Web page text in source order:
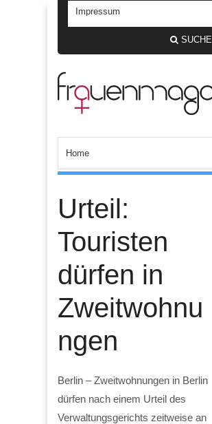
SUCHE
Urteil:
Touristen
dürfen in
Zweitwohnu
ngen
Berlin – Zweitwohnungen in Berlin
dürfen nach einem Urteil des
Verwaltungsgerichts zeitweise an